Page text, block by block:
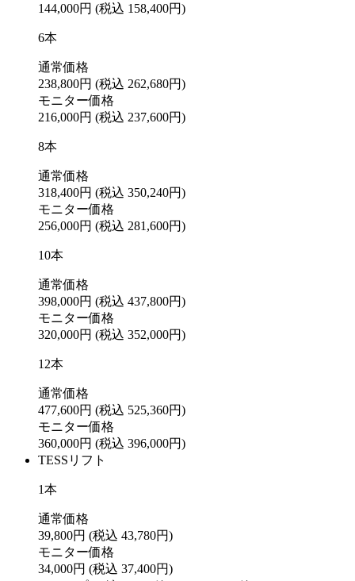
144,000円 (税込 158,400円)
6本
通常価格
238,800円 (税込 262,680円)
モニター価格
216,000円 (税込 237,600円)
8本
通常価格
318,400円 (税込 350,240円)
モニター価格
256,000円 (税込 281,600円)
10本
通常価格
398,000円 (税込 437,800円)
モニター価格
320,000円 (税込 352,000円)
12本
通常価格
477,600円 (税込 525,360円)
モニター価格
360,000円 (税込 396,000円)
TESSリフト
1本
通常価格
39,800円 (税込 43,780円)
モニター価格
34,000円 (税込 37,400円)